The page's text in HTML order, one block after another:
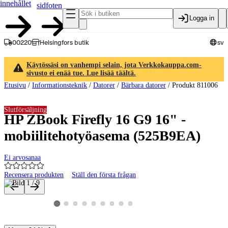
innehållet
sidfoten
Logga in
00220 Helsingfors butik sv
Käytössäsi on vanhempi selain, jota Verkkokauppa.com-
sivusto ei enää tue. Lue lisää täältä.
Etusivu / Informationsteknik / Datorer / Bärbara datorer / Produkt 811006
HP ZBook Firefly 16 G9 16" -
mobiilitehotyöasema (525B9EA)
Ei arvosanaa
Recensera produkten Ställ den första frågan
Slutförsäljning
Produktbilder och videor
Visa produktbild 1
Visa produktbild 2
Visa produktbild 3
Visa produktbild 4
Visa produktbild 5
Visa produktbild 6
Visa produktbild 7
Visa produktbild 8
Visa produktbild 9